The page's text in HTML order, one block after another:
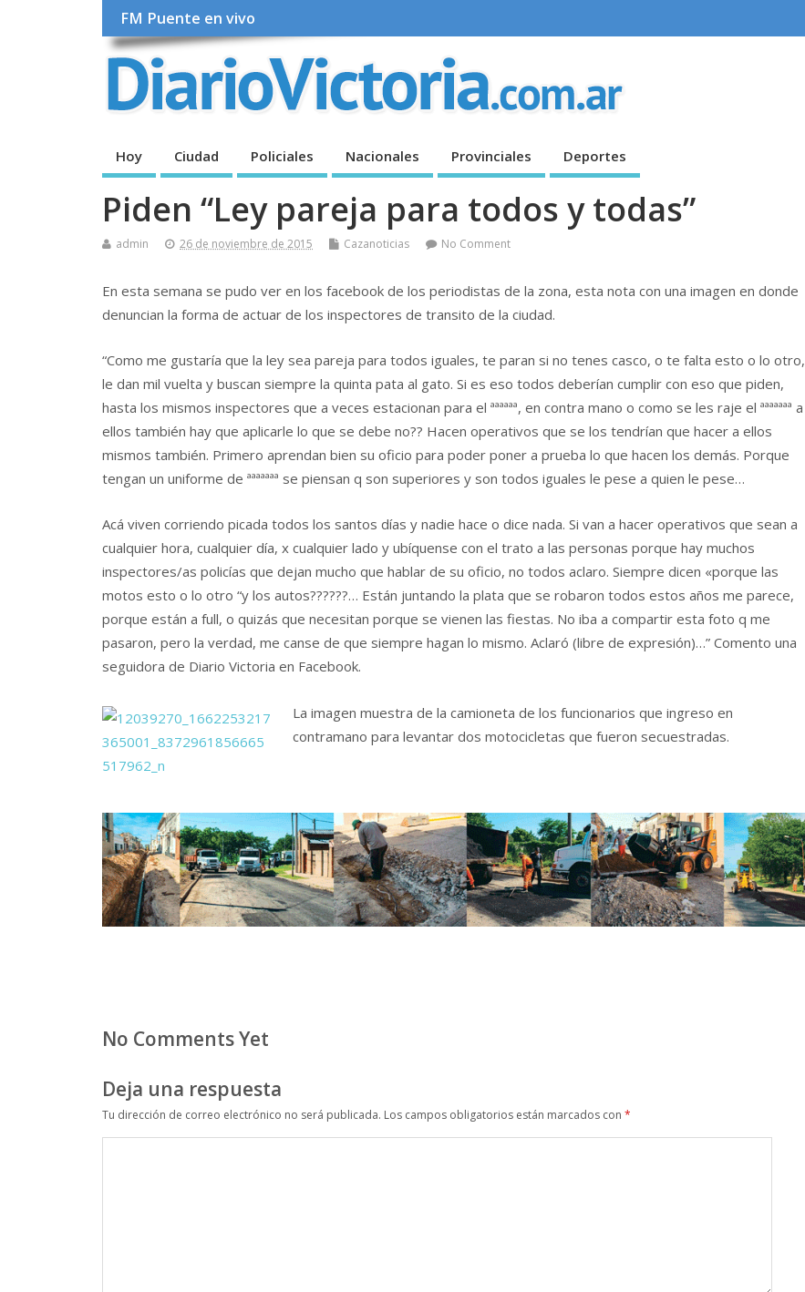
FM Puente en vivo
Hoy Ciudad Policiales Nacionales Provinciales Deportes
Piden “Ley pareja para todos y todas”
admin 26 de noviembre de 2015 Cazanoticias No Comment
En esta semana se pudo ver en los facebook de los periodistas de la zona, esta nota con una imagen en donde
denuncian la forma de actuar de los inspectores de transito de la ciudad.
“Como me gustaría que la ley sea pareja para todos iguales, te paran si no tenes casco, o te falta esto o lo otro,
le dan mil vuelta y buscan siempre la quinta pata al gato. Si es eso todos deberían cumplir con eso que piden,
hasta los mismos inspectores que a veces estacionan para el ªªªªªª, en contra mano o como se les raje el ªªªªªªª a
ellos también hay que aplicarle lo que se debe no?? Hacen operativos que se los tendrían que hacer a ellos
mismos también. Primero aprendan bien su oficio para poder poner a prueba lo que hacen los demás. Porque
tengan un uniforme de ªªªªªªª se piensan q son superiores y son todos iguales le pese a quien le pese…
Acá viven corriendo picada todos los santos días y nadie hace o dice nada. Si van a hacer operativos que sean a
cualquier hora, cualquier día, x cualquier lado y ubíquense con el trato a las personas porque hay muchos
inspectores/as policías que dejan mucho que hablar de su oficio, no todos aclaro. Siempre dicen «porque las
motos esto o lo otro “y los autos??????… Están juntando la plata que se robaron todos estos años me parece,
porque están a full, o quizás que necesitan porque se vienen las fiestas. No iba a compartir esta foto q me
pasaron, pero la verdad, me canse de que siempre hagan lo mismo. Aclaró (libre de expresión)…” Comento una
seguidora de Diario Victoria en Facebook.
La imagen muestra de la camioneta de los funcionarios que ingreso en
contramano para levantar dos motocicletas que fueron secuestradas.
No Comments Yet
Deja una respuesta
Tu dirección de correo electrónico no será publicada. Los campos obligatorios están marcados con *